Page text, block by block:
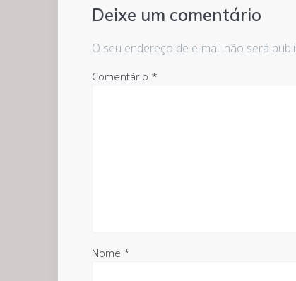
Deixe um comentário
O seu endereço de e-mail não será
Comentário *
Nome *